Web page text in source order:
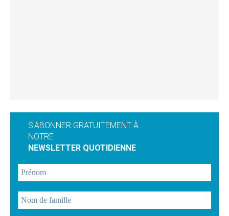
S'ABONNER GRATUITEMENT À
NOTRE
NEWSLETTER QUOTIDIENNE